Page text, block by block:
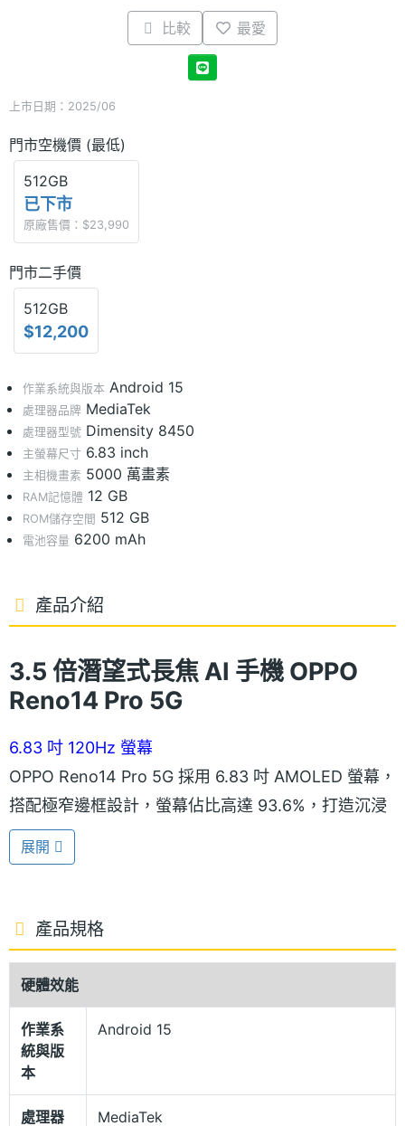
比較 最愛
上市日期：2025/06
門市空機價 (最低)
512GB
已下市
原廠售價：$23,990
門市二手價
512GB
$12,200
作業系統與版本 Android 15
處理器品牌 MediaTek
處理器型號 Dimensity 8450
主螢幕尺寸 6.83 inch
主相機畫素 5000 萬畫素
RAM記憶體 12 GB
ROM儲存空間 512 GB
電池容量 6200 mAh
產品介紹
3.5 倍潛望式長焦 AI 手機 OPPO
Reno14 Pro 5G
6.83 吋 120Hz 螢幕
OPPO Reno14 Pro 5G 採用 6.83 吋 AMOLED 螢幕，
搭配極窄邊框設計，螢幕佔比高達 93.6%，打造沉浸
式的全螢幕視覺感受。結合 10.7 億色彩顯示與 120Hz
螢幕更新率，無論是日常滑手機、瀏覽社群，還是在
驗。
冷雕玻璃工藝機身
OPPO Reno14 Pro 5G 機身採用冷雕玻璃工藝，以超
高精度工藝實現一機十色的多彩變幻紋理，漸變的流
光幻彩猶如人魚般透亮潔淨，從不同角度呈現清透光
影層次；搭載獨家「珊瑚絨玻璃」，兼具親膚柔順的
展開
產品規格
硬體效能
作業系
統與版
本
Android 15
處理器 MediaTek